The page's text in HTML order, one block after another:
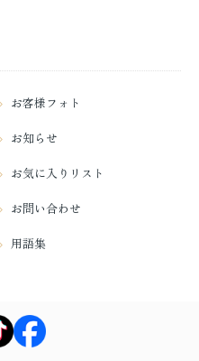
お客様フォト
お知らせ
お気に入りリスト
お問い合わせ
用語集